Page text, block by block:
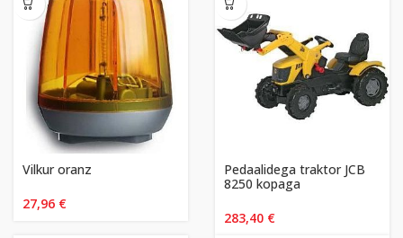
Vilkur oranz
27,96 €
Pedaalidega traktor JCB
8250 kopaga
283,40 €